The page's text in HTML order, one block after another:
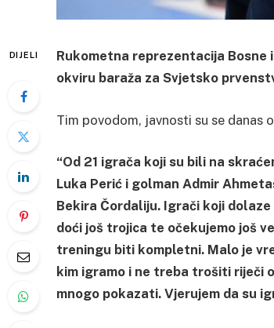
DIJELI
Rukometna reprezentacija
okviru baraža za Svjetsko
Tim povodom, javnosti su se danas
“Od 21 igrača koji su bili na
Luka Perić i golman Admir
Bekira Čordaliju. Igrači koji
doći još trojica te očekujemo još
treningu biti kompletni. Malo je
kim igramo i ne treba trošiti riječi
mnogo pokazati. Vjerujem da su